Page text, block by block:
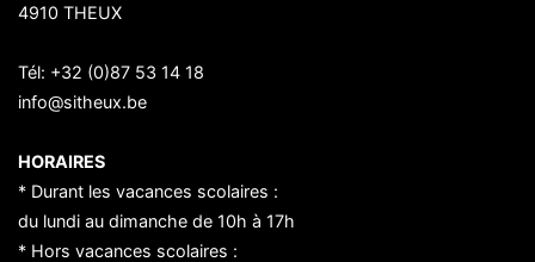
4910 THEUX
Tél: +32 (0)87 53 14 18
info@sitheux.be
HORAIRES
* Durant les vacances scolaires :
du lundi au dimanche de 10h à 17h
* Hors vacances scolaires :